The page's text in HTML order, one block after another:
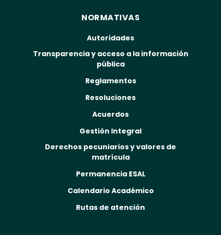
NORMATIVAS
Autoridades
Transparencia y acceso a la información
pública
Reglamentos
Resoluciones
Acuerdos
Gestión Integral
Derechos pecuniarios y valores de
matrícula
Permanencia ESAL
Calendario Académico
Rutas de atención